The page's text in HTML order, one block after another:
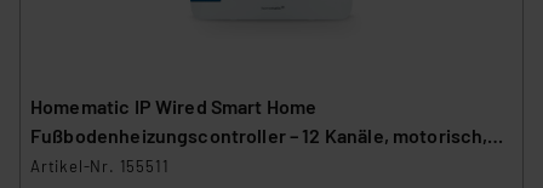
Homematic IP Wired Smart Home
Fußbodenheizungscontroller – 12 Kanäle, motorisch,
HmIPW-FALMOT-C12
Artikel-Nr. 155511